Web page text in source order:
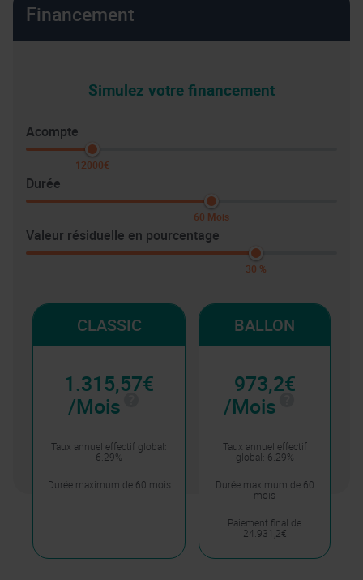
Financement
Simulez votre financement
Acompte
12000€
Durée
60 Mois
Valeur résiduelle en pourcentage
30 %
CLASSIC
1.315,57€
/Mois
Taux annuel effectif global:
6.29%
Durée maximum de 60 mois
BALLON
973,2€
/Mois
Taux annuel effectif
global: 6.29%
Durée maximum de 60
mois
Paiement final de
24.931,2€